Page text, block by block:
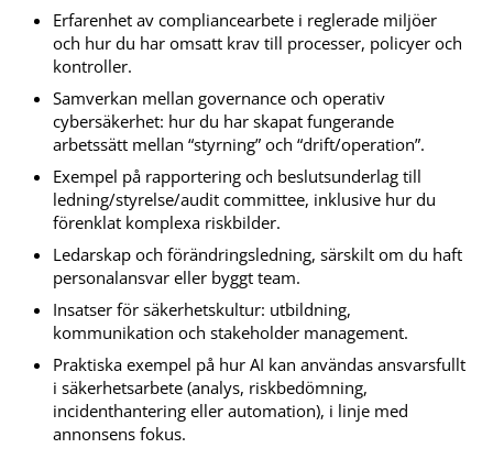
Erfarenhet av compliancearbete i reglerade miljöer
och hur du har omsatt krav till processer, policyer och
kontroller.
Samverkan mellan governance och operativ
cybersäkerhet: hur du har skapat fungerande
arbetssätt mellan “styrning” och “drift/operation”.
Exempel på rapportering och beslutsunderlag till
ledning/styrelse/audit committee, inklusive hur du
förenklat komplexa riskbilder.
Ledarskap och förändringsledning, särskilt om du haft
personalansvar eller byggt team.
Insatser för säkerhetskultur: utbildning,
kommunikation och stakeholder management.
Praktiska exempel på hur AI kan användas ansvarsfullt
i säkerhetsarbete (analys, riskbedömning,
incidenthantering eller automation), i linje med
annonsens fokus.